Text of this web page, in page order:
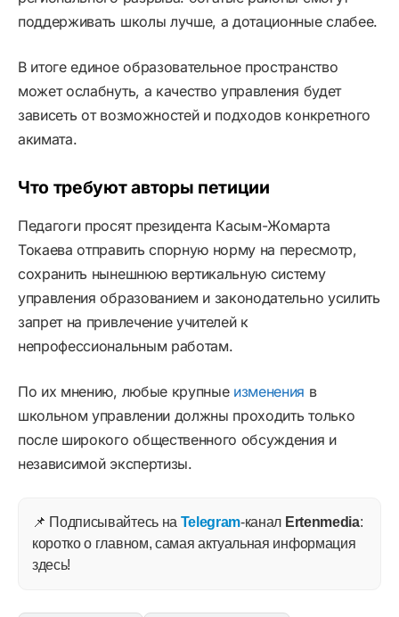
поддерживать школы лучше, а дотационные слабее.
В итоге единое образовательное пространство
может ослабнуть, а качество управления будет
зависеть от возможностей и подходов конкретного
акимата.
Что требуют авторы петиции
Педагоги просят президента Касым-Жомарта
Токаева отправить спорную норму на пересмотр,
сохранить нынешнюю вертикальную систему
управления образованием и законодательно усилить
запрет на привлечение учителей к
непрофессиональным работам.
По их мнению, любые крупные изменения в
школьном управлении должны проходить только
после широкого общественного обсуждения и
независимой экспертизы.
📌 Подписывайтесь на Telegram-канал Ertenmedia:
коротко о главном, самая актуальная информация
здесь!